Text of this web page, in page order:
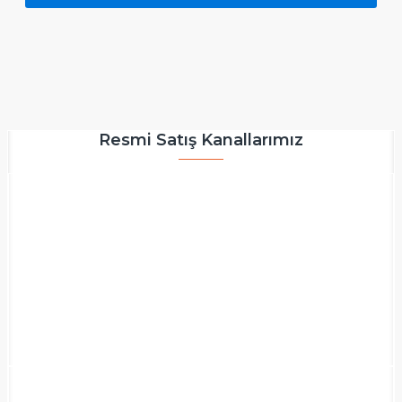
Resmi Satış Kanallarımız